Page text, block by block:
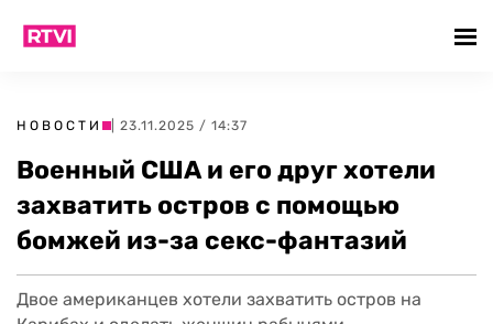
НОВОСТИ | 23.11.2025 / 14:37
Военный США и его друг хотели
захватить остров с помощью
бомжей из-за секс-фантазий
Двое американцев хотели захватить остров на